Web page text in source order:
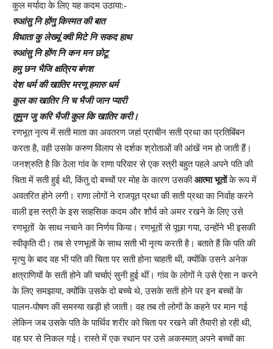
कुल मर्यादा के लिए यह कदम उठाया:-
रुआंसु नि होंणु किस्मत की बात
विधाता कु लेख्यूं क्वी मिटे नि सकद हाथ
रुआंसु नि होंण नि कन मन छोटू
हमु छन भैजि क्षत्रिय बंगश
देश धर्म की खातिर मरणू हमारु धर्म
कुल का खातिर नि च भैजी जान प्यारी
तुमुन जु करि भैजी कुल कि खातिर करी।
रणभूत नृत्य में सती माता का अवतरण जहां प्राचीन सती प्रथा का प्रतिबिंबन
करता है, वही उसके करुण विलाप से दर्शक श्रोताओं की आंखें नम हो जाती हैं।
जनश्रुति है कि ठेला गांव के राणा परिवार से एक स्त्री बहुत पहले अपने पति की
चिता में सती हुई थी, किंतु दो बच्चों पर मोह के कारण उसकीआत्मा भूतोंके रूप में
अवतरित होने लगी। राणा लोगों ने राजपूत प्रथा की सती प्रथा का निर्वाह करने
वाली इस स्त्री के इस साहसिक कदम और शौर्य को अमर रखने के लिए उसे
रणभूतों के साथ नचाने का निर्णय किया। रणभूतों से पूछा गया, उन्होंने भी इसकी
स्वीकृति दी। तब से रणभूतों के साथ सती भी नृत्य करती है। बताते हैं कि पति की
मृत्यु के बाद वह भी पति की चिता पर सती होना चाहती थी, क्योंकि उसने अनेक
क्षत्राणियों के सती होने की चर्चाएं सुनी हुई थीं। गांव के लोगों ने उसे ऐसा न करने
के लिए समझाया, क्योंकि उसके दो बच्चे थे, उसके सती होने पर इन बच्चों के
पालन-पोषण की समस्या खड़ी हो जाती। वह तब तो लोगों के कहने पर मान गई
लेकिन जब उसके पति के पार्थिव शरीर को चिता पर रखने की तैयारी हो रही थी,
वह घर से निकल गई। रास्ते में एक स्थान पर उसे अकस्मात् अपने बच्चों का